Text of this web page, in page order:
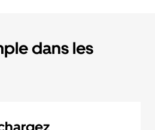
dans les